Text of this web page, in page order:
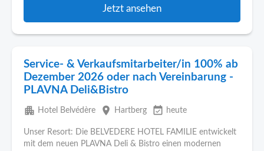
Jetzt ansehen
Service- & Verkaufsmitarbeiter/in 100% ab
Dezember 2026 oder nach Vereinbarung -
PLAVNA Deli&Bistro
apartment Hotel Belvédère place Hartberg event_available heute
Unser Resort: Die BELVEDERE HOTEL FAMILIE entwickelt
mit dem neuen PLAVNA Deli & Bistro einen modernen